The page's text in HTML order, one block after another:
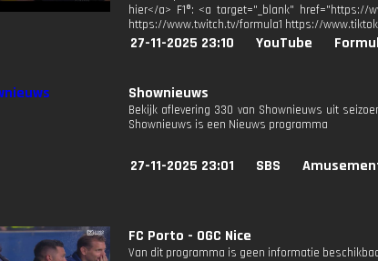
hier</a> F1®: <a target="_blank" href="https://
https://www.twitch.tv/formula1 https://
27-11-2025 23:10 YouTube
Shownieuws
Bekijk aflevering 330 van Shownieuws uit
Shownieuws is een Nieuws programma
27-11-2025 23:01 SBS
FC Porto - OGC Nice
Van dit programma is geen informatie